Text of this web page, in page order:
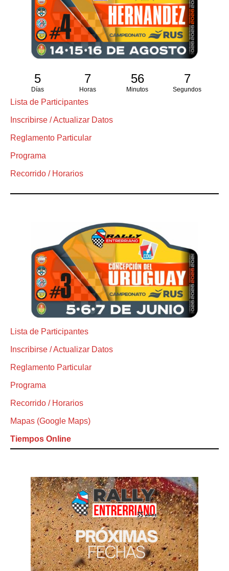
5
Días
7
Horas
56
Minutos
6
Segundos
Lista de Participantes
Inscribirse / Actualizar Datos
Reglamento Particular
Programa
Recorrido / Horarios
Lista de Participantes
Inscribirse / Actualizar Datos
Reglamento Particular
Programa
Recorrido / Horarios
Mapas (Google Maps)
Tiempos Online